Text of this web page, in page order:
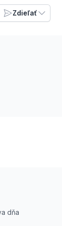
Zdieľať
dňa